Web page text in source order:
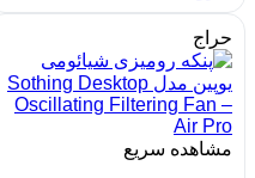
حراج
مشاهده سریع